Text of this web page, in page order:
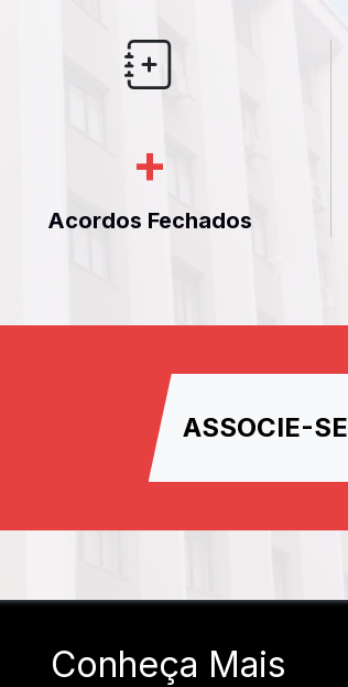
+
Acordos Fechados
ASSOCIE-SE
Conheça Mais